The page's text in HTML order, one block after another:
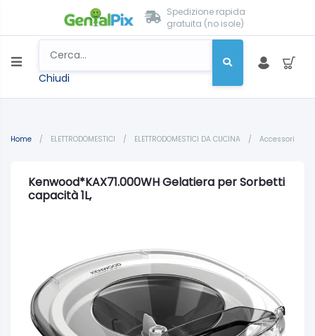
Spedizione rapida
gratuita (no isole)
Chiudi
Home / ELETTRODOMESTICI / ELETTRODOMESTICI DA CUCINA / Accessori
Kenwood*KAX71.000WH Gelatiera per Sorbetti
capacità 1L,